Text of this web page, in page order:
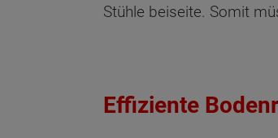
Stühle beiseite. Somit
Effiziente